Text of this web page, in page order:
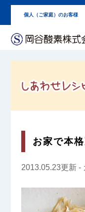
個人（ご家庭）のお客様
お家で本
2013.05.23更新 -